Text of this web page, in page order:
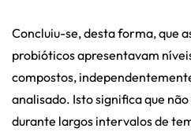
Concluiu-se, desta forma, que
probióticos apresentavam
compostos,
analisado. Isto significa que
durante largos intervalos de